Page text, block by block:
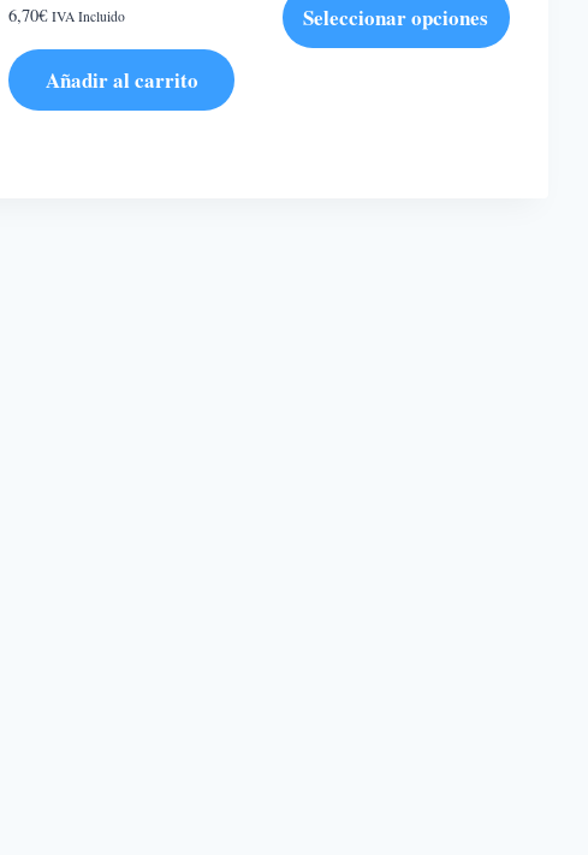
6,70€ IVA Incluido
Añadir al carrito
Seleccionar opciones